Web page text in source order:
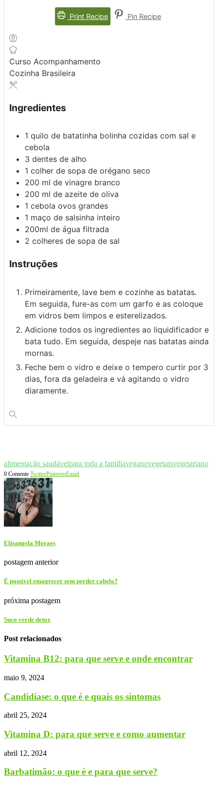
Print Recipe Pin Recipe
Curso Acompanhamento
Cozinha Brasileira
Ingredientes
1 quilo de batatinha bolinha cozidas com sal e
cebola
3 dentes de alho
1 colher de sopa de orégano seco
200 ml de vinagre branco
200 ml de azeite de oliva
1 cebola ovos grandes
1 maço de salsinha inteiro
200ml de água filtrada
2 colheres de sopa de sal
Instruções
Primeiramente, lave bem e cozinhe as batatas.
Em seguida, fure-as com um garfo e as coloque
em vidros bem limpos e esterelizados.
Adicione todos os ingredientes ao liquidificador e
bata tudo. Em seguida, despeje nas batatas ainda
mornas.
Feche bem o vidro e deixe o tempero curtir por 3
dias, fora da geladeira e vá agitando o vidro
diaramente.
alimentação saudávelpara toda a familiaveganovegetaisvegetariano
0 Comente TwitterPinterestEmail
Elisangela Moraes
postagem anterior
É possível emagrecer sem perder cabelo?
próxima postagem
Suco verde detox
Post relacionados
Vitamina B12: para que serve e onde encontrar
maio 9, 2024
Candidíase: o que é e quais os sintomas
abril 25, 2024
Vitamina D: para que serve e como aumentar
abril 12, 2024
Barbatimão: o que é e para que serve?